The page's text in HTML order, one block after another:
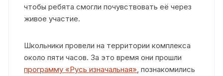
чтобы ребята смогли почувствовать её через
живое участие.
Школьники провели на территории комплекса
около пяти часов. За это время они прошли
программу «Русь изначальная», познакомились